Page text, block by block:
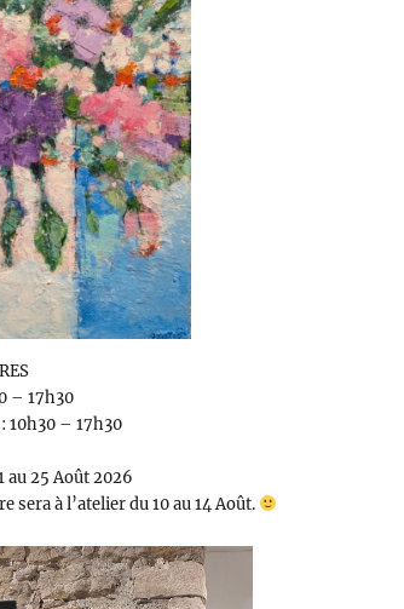
– 17h30
10h30 – 17h30
au 25 Août 2026
à l’atelier du 10 au 14 Août.